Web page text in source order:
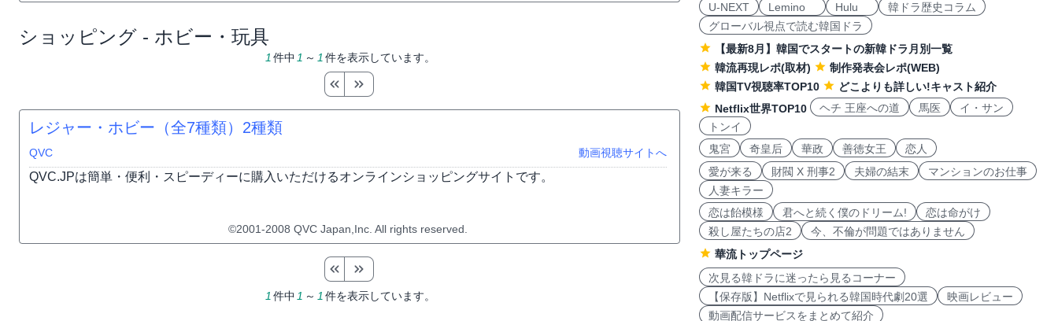
ショッピング - ホビー・玩具
1 件中 1 ～ 1 件を表示しています。
レジャー・ホビー（全7種類） 2種類
QVC 動画視聴サイトへ
QVC.JPは簡単・便利・スピーディーに購入いただけるオンラインショッピングサイトです。
©2001-2008 QVC Japan,Inc. All rights reserved.
1 件中 1 ～ 1 件を表示しています。
U-NEXT
Lemino Hulu
韓ドラ歴史コラム
グローバル視点で読む韓国ドラ
【最新8月】韓国でスタートの新韓ドラ月別一覧
韓流再現レポ(取材)
制作発表会レポ(WEB)
韓国TV視聴率TOP10
どこよりも詳しい!キャスト紹介
Netflix世界TOP10
ヘチ 王座への道 馬医
イ・サン
トンイ
鬼宮
奇皇后 華政 善徳女王
恋人
愛が来る
財閥 X 刑事2 夫婦の結末
マンションのお仕事
人妻キラー
恋は飴模様
君へと続く僕のドリーム!
恋は命がけ
殺し屋たちの店2
今、不倫が問題ではありません
華流トップページ
次見る韓ドラに迷ったら見るコーナー
【保存版】Netflixで見られる韓国時代劇20選
映画レビュー
動画配信サービスをまとめて紹介